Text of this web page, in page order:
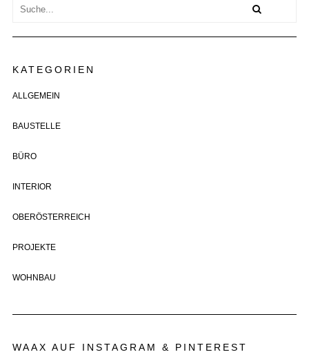
KATEGORIEN
ALLGEMEIN
BAUSTELLE
BÜRO
INTERIOR
OBERÖSTERREICH
PROJEKTE
WOHNBAU
WAAX AUF INSTAGRAM & PINTEREST